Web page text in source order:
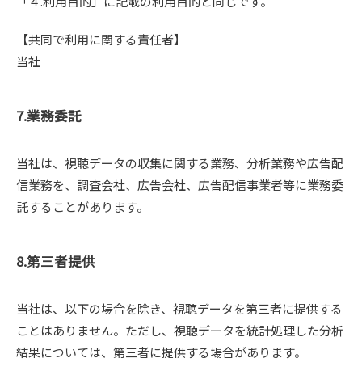
【共同で利用に関する責任者】
当社
7.業務委託
当社は、視聴データの収集に関する業務、分析業務や広告配
信業務を、調査会社、広告会社、広告配信事業者等に業務委
託することがあります。
8.第三者提供
当社は、以下の場合を除き、視聴データを第三者に提供する
ことはありません。ただし、視聴データを統計処理した分析
結果については、第三者に提供する場合があります。